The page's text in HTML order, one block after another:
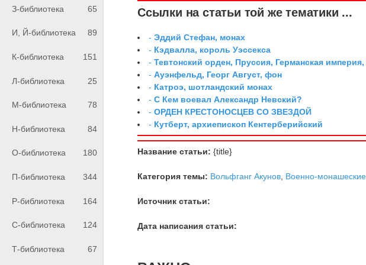
З-библиотека 65
И, Й-библиотека 89
К-библиотека 151
Л-библиотека 25
М-библиотека 78
Н-библиотека 84
О-библиотека 180
П-библиотека 344
Р-библиотека 164
С-библиотека 124
Т-библиотека 67
Ссылки на статьи той же тематики ...
-Эддий Стефан, монах
- Кэдвалла, король Уэссекса
-Тевтонский орден, Пруссия, Германская
-Ауэнфельд, Георг Август, фон
- Катроэ, шотландский монах
-С Кем воевал Александр Невский?
-ОРДЕН КРЕСТОНОСЦЕВ СО ЗВЕЗДОЙ
- Кутберт, архиепископ Кентерберийский
Название статьи: {title}
Категория темы: Вольфганг Акунов Военно-
Источник статьи:
Дата написания статьи: